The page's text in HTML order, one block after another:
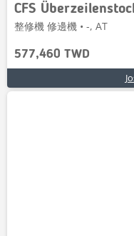
CFS
整修機 修邊機 • -, AT
577,460 TWD